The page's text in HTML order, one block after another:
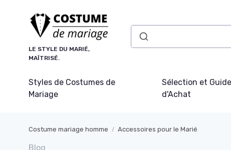
LE STYLE DU MARIÉ,
MAÎTRISÉ.
Styles de Costumes de
Mariage
Sélection et
d'Achat
Costume mariage homme Accessoires pour le Marié
Blog